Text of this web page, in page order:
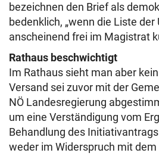
bezeichnen den Brief als
bedenklich, „wenn die Liste
anscheinend frei im Magistrat
Rathaus beschwichtigt
Im Rathaus sieht man aber
Versand sei zuvor mit der
NÖ Landesregierung
um eine Verständigung vom
Behandlung des
weder im Widerspruch mit dem